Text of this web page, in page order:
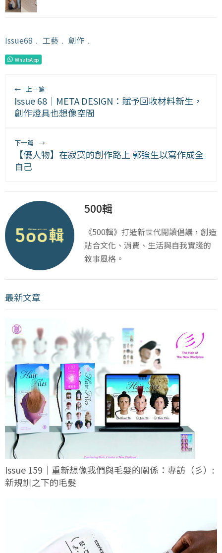
Issue68 ﹒ 工藝 ﹒ 創作 ﹒
WhatsApp
← 上一篇
Issue 68｜META DESIGN：賦予回收材料新生，
創作燈具也想像空間
下一篇 →
【優人物】在寂寞的創作路上 郭強生以寫作成全
自己
500輯
《500輯》打造新世代閱讀倡議，創造
貼合文化、消費、生活與自我實踐的
敘事風格。
最新文章
Issue 159｜重新想像我們與毛髮的關係：專訪（彡）:
新規訓之下的毛髮